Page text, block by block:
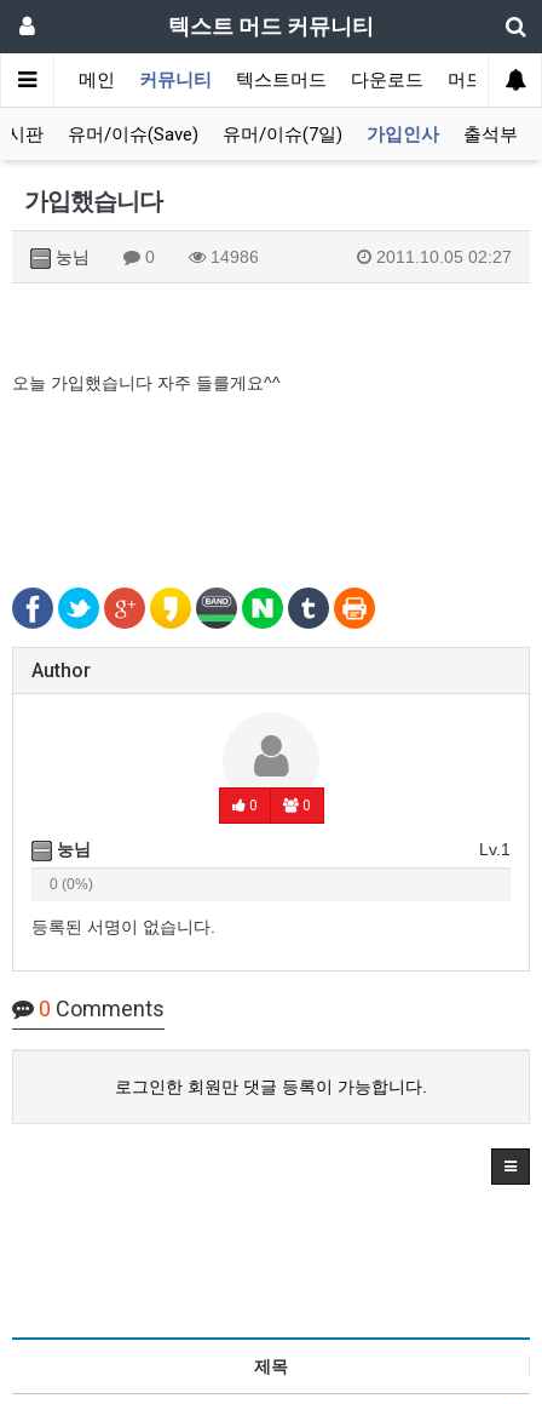
텍스트 머드 커뮤니티
메인 커뮤니티 텍스트머드 다운로드 머드 잡담
시판 유머/이슈(Save) 유머/이슈(7일) 가입인사 출석부
가입했습니다
눙님 0 14986 2011.10.05 02:27
오늘 가입했습니다 자주 들를게요^^
Author
0 0
Lv.1
눙님
0 (0%)
등록된 서명이 없습니다.
0 Comments
로그인한 회원만 댓글 등록이 가능합니다.
제목